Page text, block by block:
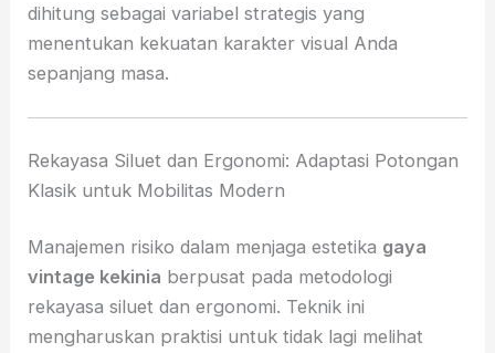
dihitung sebagai variabel strategis yang
menentukan kekuatan karakter visual Anda
sepanjang masa.
Rekayasa Siluet dan Ergonomi: Adaptasi Potongan
Klasik untuk Mobilitas Modern
Manajemen risiko dalam menjaga estetika gaya
vintage kekinia berpusat pada metodologi
rekayasa siluet dan ergonomi. Teknik ini
mengharuskan praktisi untuk tidak lagi melihat